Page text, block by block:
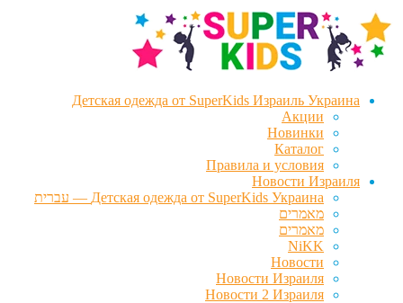
דלג
לניווט
לדלג
לתוכן
Детская одежда от SuperKids Израиль Украина
Акции
Новинки
Каталог
Правила и условия
Новости Израиля
Детская одежда от SuperKids Украина — עברית
מאמרים
מאמרים
NiKK
Новости
Новости Израиля
Новости 2 Израиля